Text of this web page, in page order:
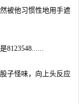
被他习惯性地用手遮
8123548......
子怪味，向上头反应